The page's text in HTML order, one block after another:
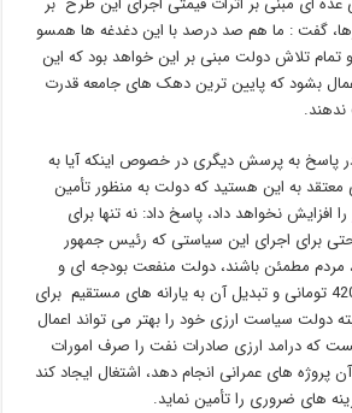
گفت : ما هم صد درصد با این دغدغه ها همسو
تلاش دولت مبنی بر این خواهد بود که این
بشود که پایین ترین دهک های جامعه قدرت
پاسخ به پرسش دیگری در خصوص اینکه آیا به
به این هستید که دولت به منظور تأمین
را افزایش نخواهد داد، پاسخ داد: نه تنها برای
برای اجرای این سیاستی که رئیس جمهور
مردم مطمئن باشند، دولت منفعت بودجه ای و
مالی از قبل حذف یارانه 4200 تومانی و تبدیل آن به یارانه های مستقیم برای
دولت سیاست ارزی خود را بهتر می تواند اعمال
که درامد ارزی صادرات نفت را صرف امورات
پروژه های عمرانی انجام دهد، اشتغال ایجاد کند
های ضروری را تأمین نماید.